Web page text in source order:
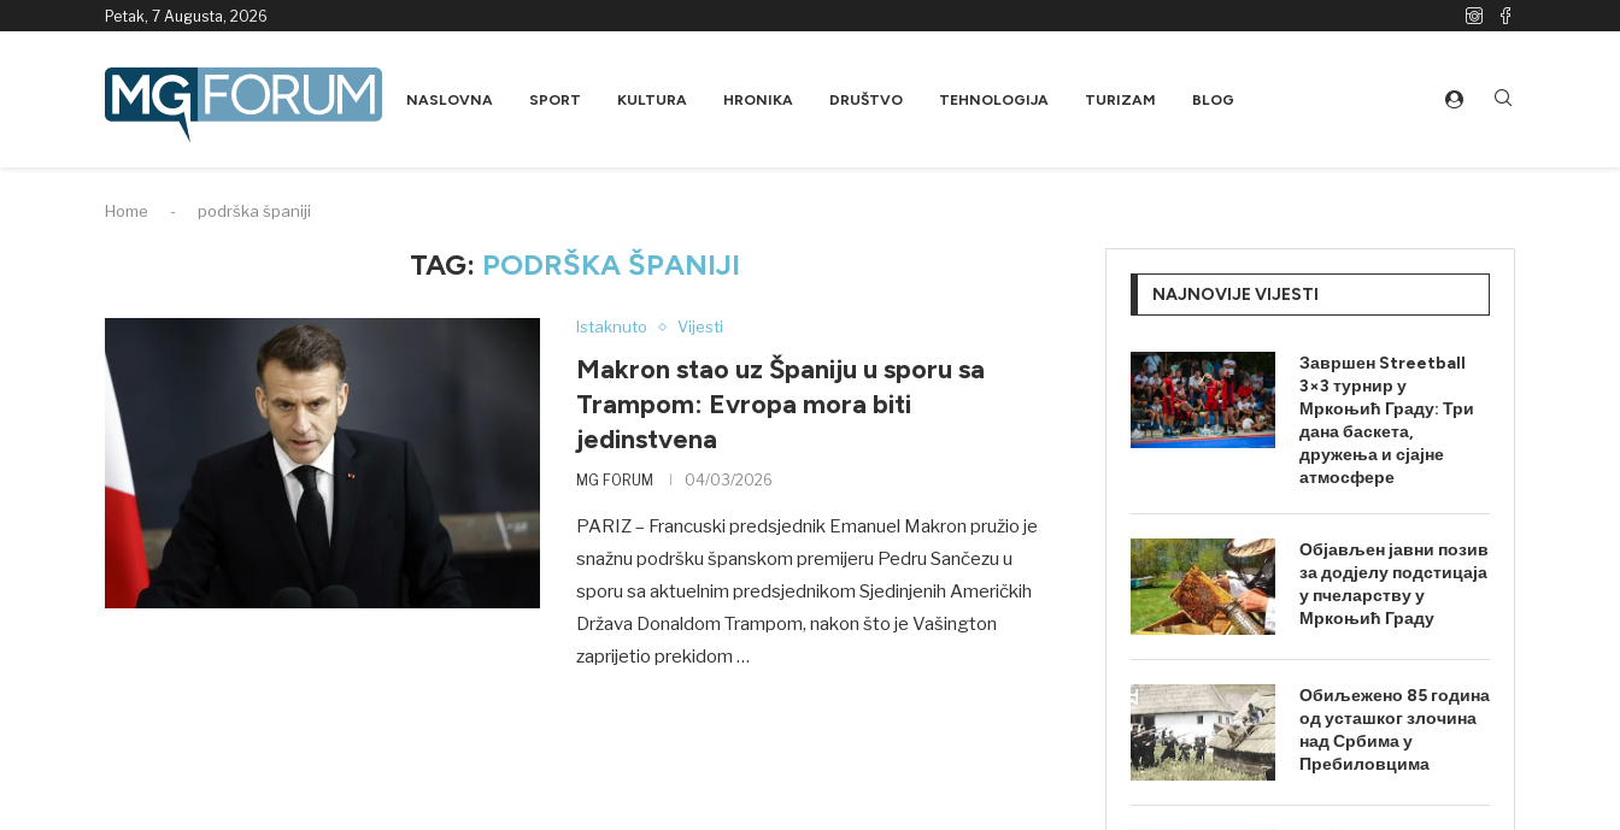
Petak, 7 Augusta, 2026
NASLOVNA SPORT KULTURA HRONIKA DRUŠTVO TEHNOLOGIJA TURIZAM BLOG
Home - podrška španiji
TAG: PODRŠKA ŠPANIJI
Istaknuto Vijesti
Makron stao uz Španiju u sporu sa
Trampom: Evropa mora biti
jedinstvena
MG FORUM 04/03/2026
PARIZ – Francuski predsjednik Emanuel Makron pružio je
snažnu podršku španskom premijeru Pedru Sančezu u
sporu sa aktuelnim predsjednikom Sjedinjenih Američkih
Država Donaldom Trampom, nakon što je Vašington
zaprijetio prekidom …
NAJNOVIJE VIJESTI
Завршен Streetball
3×3 турнир у
Мркоњић Граду: Три
дана баскета,
дружења и сјајне
атмосфере
Објављен јавни позив
за додјелу подстицаја
у пчеларству у
Мркоњић Граду
Обиљежено 85 година
од усташког злочина
над Србима у
Пребиловцима